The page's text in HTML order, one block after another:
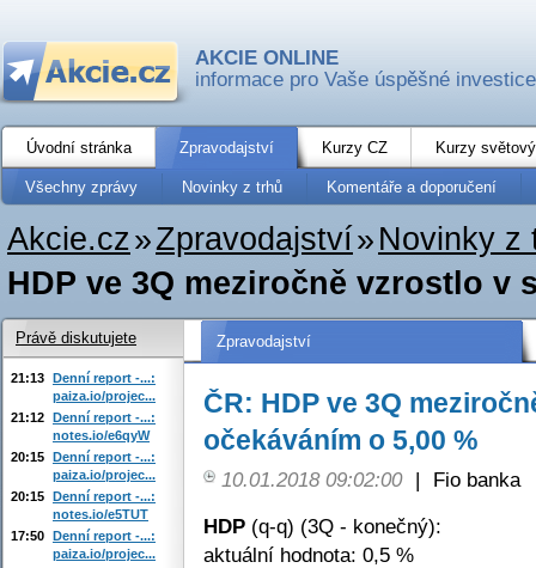
AKCIE ONLINE
informace pro Vaše úspěšné investice
Úvodní stránka Zpravodajství Kurzy CZ Kurzy
Všechny zprávy Novinky z trhů Komentáře a doporučení
Akcie.cz»Zpravodajství» Novinky z
HDP ve 3Q meziročně vzrostlo v
Zpravodajství
ČR: HDP ve 3Q
očekáváním o 5,00 %
10.01.2018 09:02:00 |
Fio banka
HDP (q-q) (3Q - konečný):
aktuální hodnota: 0,5 %
Právě diskutujete
21:13 Denní report -...:
paiza.io/projec...
21:12 Denní report -...:
notes.io/e6qyW
20:15 Denní report -...:
paiza.io/projec...
20:15 Denní report -...:
notes.io/e5TUT
17:50 Denní report -...:
paiza.io/projec...